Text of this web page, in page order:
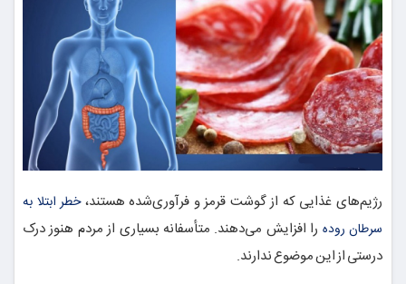
رژیم‌های غذایی که از گوشت قرمز و فرآوری‌شده هستند،خطر ابتلا به
سرطان روده را افزایش می‌دهند. متأسفانه بسیاری از مردم هنوز درک
درستی از این موضوع ندارند.